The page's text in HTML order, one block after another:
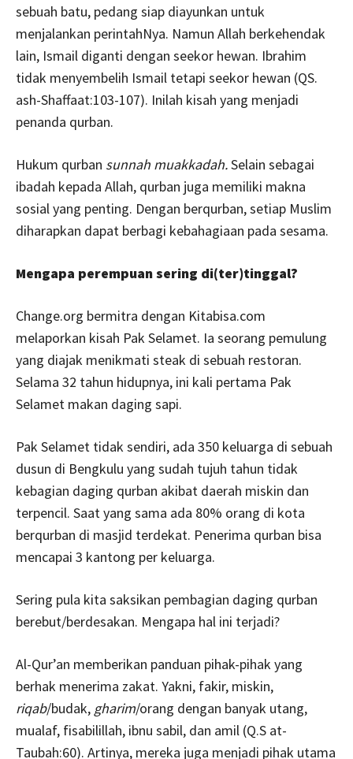
sebuah batu, pedang siap diayunkan untuk
menjalankan perintahNya. Namun Allah berkehendak
lain, Ismail diganti dengan seekor hewan. Ibrahim
tidak menyembelih Ismail tetapi seekor hewan (QS.
ash-Shaffaat:103-107). Inilah kisah yang menjadi
penanda qurban.
Hukum qurban sunnah muakkadah.Selain sebagai
ibadah kepada Allah, qurban juga memiliki makna
sosial yang penting. Dengan berqurban, setiap Muslim
diharapkan dapat berbagi kebahagiaan pada sesama.
Mengapa perempuan sering di(ter)tinggal?
Change.org bermitra dengan Kitabisa.com
melaporkan kisah Pak Selamet. Ia seorang pemulung
yang diajak menikmati steak di sebuah restoran.
Selama 32 tahun hidupnya, ini kali pertama Pak
Selamet makan daging sapi.
Pak Selamet tidak sendiri, ada 350 keluarga di sebuah
dusun di Bengkulu yang sudah tujuh tahun tidak
kebagian daging qurban akibat daerah miskin dan
terpencil. Saat yang sama ada 80% orang di kota
berqurban di masjid terdekat. Penerima qurban bisa
mencapai 3 kantong per keluarga.
Sering pula kita saksikan pembagian daging qurban
berebut/berdesakan. Mengapa hal ini terjadi?
Al-Qur’an memberikan panduan pihak-pihak yang
berhak menerima zakat. Yakni, fakir, miskin,
riqab/budak, gharim/orang dengan banyak utang,
mualaf, fisabilillah, ibnu sabil, dan amil (Q.S at-
Taubah:60). Artinya, mereka juga menjadi pihak utama